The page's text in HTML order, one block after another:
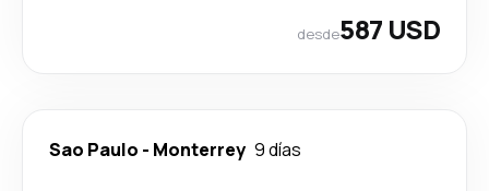
desde587 USD
Sao Paulo - Monterrey 9 días